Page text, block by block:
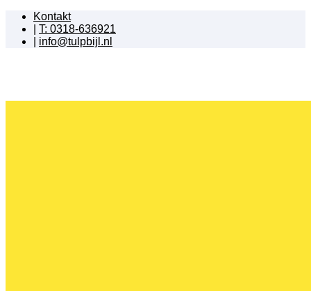
Kontakt
T: 0318-636921
info@tulpbijl.nl